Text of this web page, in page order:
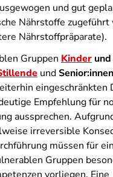
und gut
Nährstoffe zugeführt
Nährstoffpräparate).
Gruppen Kinder
undSenior:innen
eingeschränkten
Empfehlung für
aussprechen.
irreversible
müssen für
Gruppen